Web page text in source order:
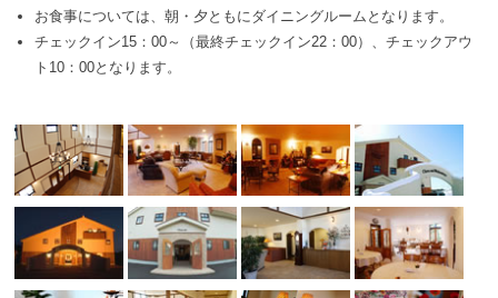
お食事については、朝・夕ともにダイニングルームとなります。
チェックイン15：00～（最終チェックイン22：00）、チェックアウ
ト10：00となります。